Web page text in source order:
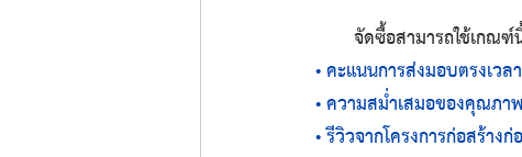
จัดซื้อสามารถใช้เกณฑ์
• คะแนนการส่งมอบตรงเวลา
• ความสม่ำเสมอของคุณภา
• รีวิวจากโครงการก่อสร้าง